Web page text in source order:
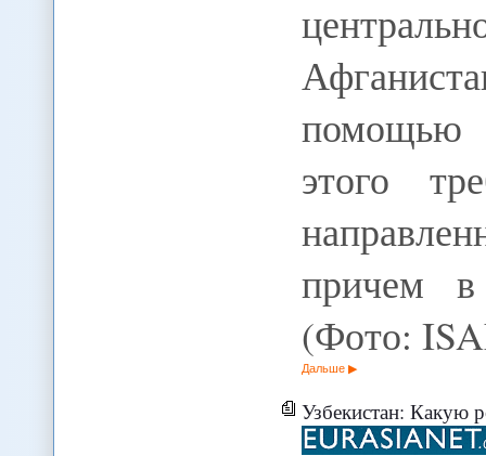
помощью
этого
причем в
(Фото:
Дальше
Узбекистан: Какую роль в